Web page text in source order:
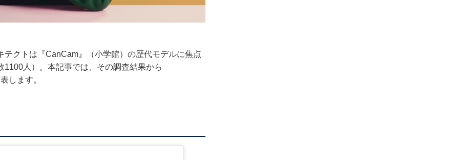
テクトは『CanCam』（小学館）の歴代モデルに焦点
人）。本記事では、その調査結果から
します。